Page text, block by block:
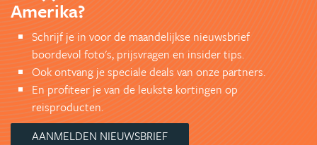
Amerika?
Schrijf je in voor de maandelijkse nieuwsbrief
boordevol foto's, prijsvragen en insider tips.
Ook ontvang je speciale deals van onze partners.
En profiteer je van de leukste kortingen op
reisproducten.
AANMELDEN NIEUWSBRIEF